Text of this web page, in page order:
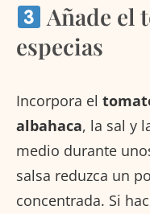
Añade el
especias
Incorpora el
albahaca, la sal y
medio durante
salsa reduzca un
concentrada. Si